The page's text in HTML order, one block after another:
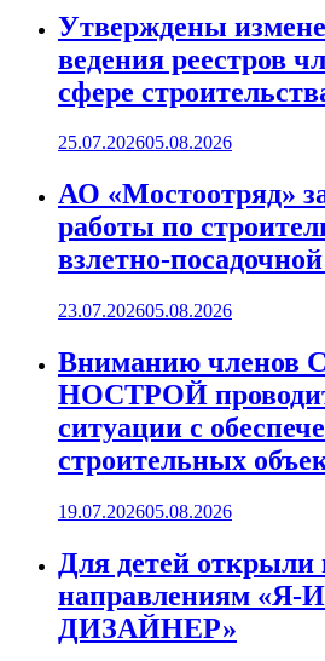
Утверждены
ведения реестров
сфере
25.07.202605.08.2026
АО «Мостоотряд»
работы по
взлетно-
23.07.202605.08.2026
Вниманию членов
НОСТРОЙ
ситуации с
строительных
19.07.202605.08.2026
Для детей открыли
направлениям
ДИЗАЙНЕР»